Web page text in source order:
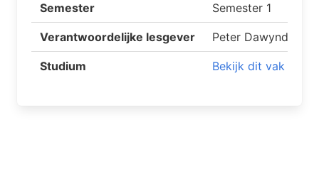
Semester Semester 1
Verantwoordelijke lesgever Peter Dawyndt
Studium Bekijk dit vak op